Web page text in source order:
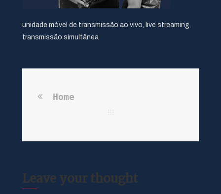
unidade móvel de transmissão ao vivo, live streaming,
transmissão simultânea
Home
Leave your thought